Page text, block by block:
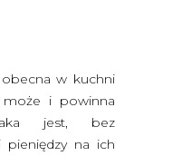
w kuchni
i powinna
jest, bez
pieniędzy na ich